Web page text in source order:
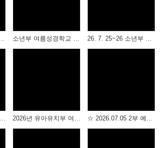
성경학교 저녁집회 소년부 여름성경학교 성경박물관, 물놀이 26. 7. 25~26 소년부 여름성경학교
2026년 유년부 여름성경학교 -1 2026년 유아유치부 여름성경학교 ☆ 2026.07.05 2부 예배 ☆